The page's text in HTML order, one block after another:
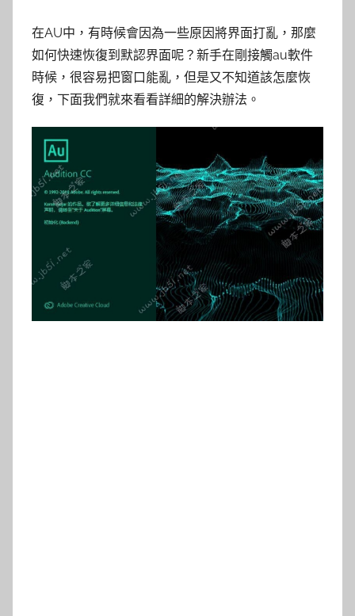
在AU中，有時候會因為一些原因將界面打亂，那麼
如何快速恢復到默認界面呢？新手在剛接觸au軟件
時候，很容易把窗口能亂，但是又不知道該怎麼恢
復，下面我們就來看看詳細的解決辦法。